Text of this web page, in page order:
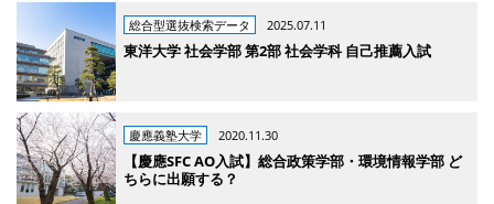
総合型選抜検索データ 2025.07.11
東洋大学 社会学部 第2部 社会学科 自己推薦入試
慶應義塾大学 2020.11.30
【慶應SFC AO入試】総合政策学部・環境情報学部 ど
ちらに出願する？